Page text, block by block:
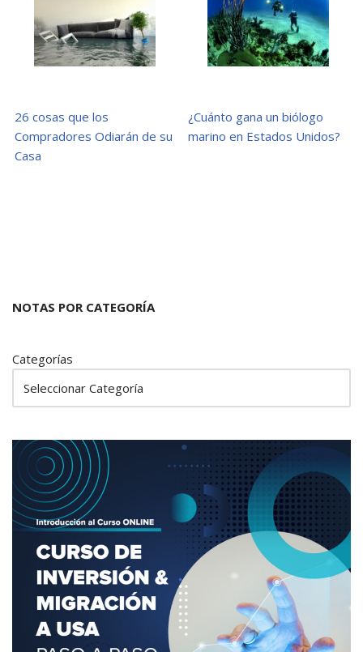
26 cosas que los
Compradores Odiarán de su
Casa
¿Cuánto gana un biólogo
marino en Estados Unidos?
NOTAS POR CATEGORÍA
Categorías